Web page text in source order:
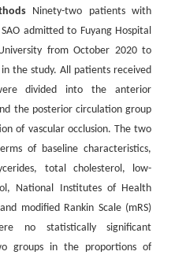
Ninety-two patients with
admitted to Fuyang Hospital
from October 2020 to
the study. All patients received
divided into the anterior
the posterior circulation group
of vascular occlusion. The two
of baseline characteristics,
total cholesterol, low-
National Institutes of Health
modified Rankin Scale (mRS)
no statistically significant
groups in the proportions of